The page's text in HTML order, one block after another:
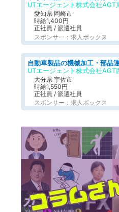
UTエージェント株式会社AGT
愛知県 岡崎市
時給1,400円
正社員 / 派遣社員
スポンサー：求人ボックス
大分県 宇佐市
時給1,550円
正社員 / 派遣社員
スポンサー：求人ボックス